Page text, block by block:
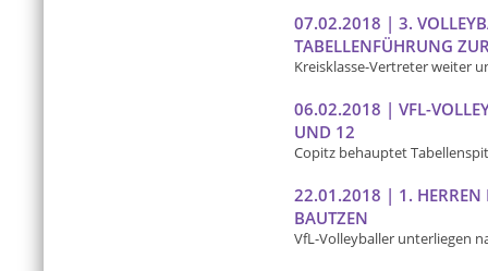
07.02.2018 | 3.
TABELLENFÜHRUNG
Kreisklasse-Vertreter weiter
06.02.2018 | VFL-
UND 12
Copitz behauptet
22.01.2018 | 1. HERREN
BAUTZEN
VfL-Volleyballer unterliegen